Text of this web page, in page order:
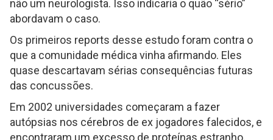
não um neurologista. Isso indicaria o quão “sério”
abordavam o caso.
Os primeiros reports desse estudo foram contra o
que a comunidade médica vinha afirmando. Eles
quase descartavam sérias consequências futuras
das concussões.
Em 2002 universidades começaram a fazer
autópsias nos cérebros de ex jogadores falecidos, e
encontraram um excesso de proteínas estranho,